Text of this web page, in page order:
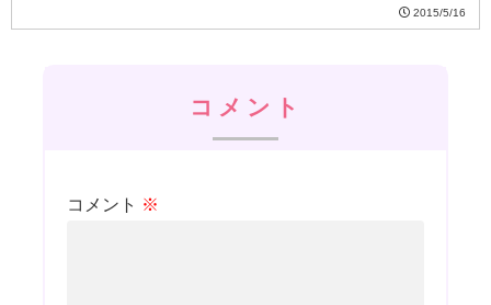
2015/5/16
コメント
コメント ※